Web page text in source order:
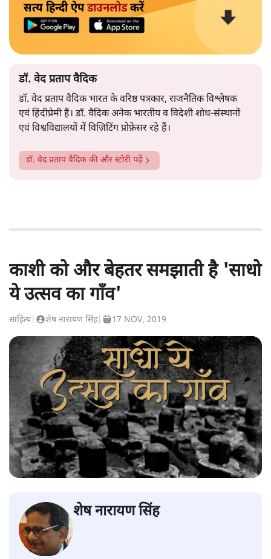
सत्य हिन्दी ऐपडाउनलोडकरें
डॉ. वेद प्रताप वैदिक
डॉ. वेद प्रताप वैदिक भारत के वरिष्ठ पत्रकार, राजनैतिक विश्लेषक
एवं हिंदीप्रेमी हैं। डॉ. वैदिक अनेक भारतीय व विदेशी शोध-संस्थानों
एवं विश्वविद्यालयों में विज़िटिंग प्रोफ़ेसर रहे हैं।
डॉ. वेद प्रताप वैदिक की और स्टोरी पढ़ें
काशी को और बेहतर समझाती है 'साधो
ये उत्सव का गाँव'
साहित्य| शेष नारायण सिंह| 17 NOV, 2019
शेष नारायण सिंह